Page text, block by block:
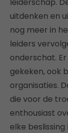
uitdenken en
nog meer in
leiders
onderschat.
gekeken, ook
organisaties.
die voor de
enthousiast
elke beslissing